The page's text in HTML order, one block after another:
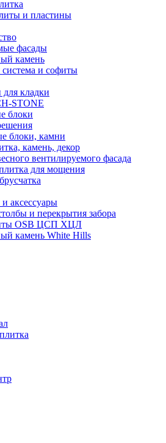
и пластины
фасады
камень
система и софиты
для кладки
STONE
блоки
блоки, камни
камень, декор
вентилируемого фасада
для мощения
аксессуары
и перекрытия забора
OSB ЦСП ХЦЛ
камень White Hills